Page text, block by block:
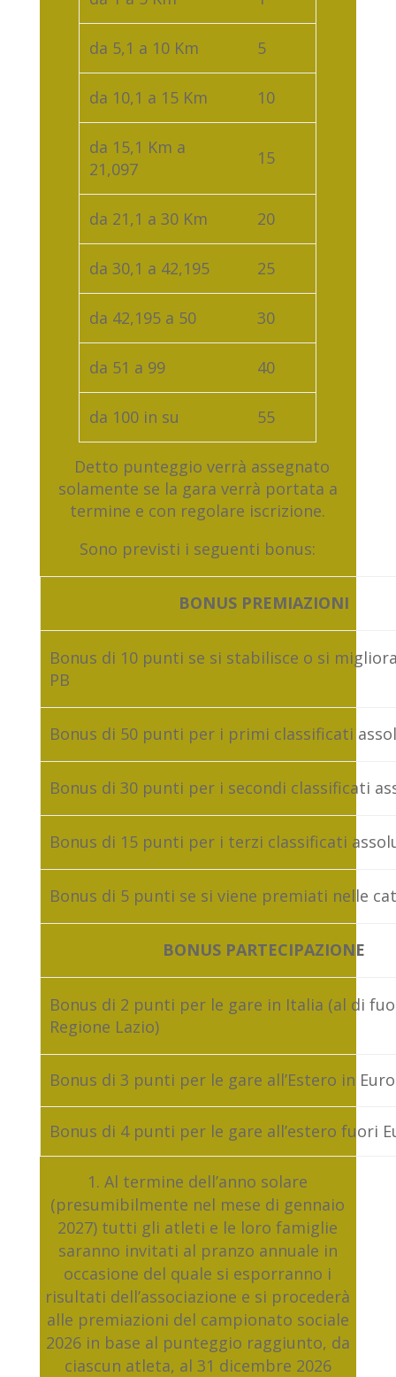
da 5,1 a 10 Km 5
da 10,1 a 15 Km 10
da 15,1 Km a
21,097
15
da 21,1 a 30 Km 20
da 30,1 a 42,195 25
da 42,195 a 50 30
da 51 a 99 40
da 100 in su 55
Detto punteggio verrà assegnato
solamente se la gara verrà portata a
termine e con regolare iscrizione.
Sono previsti i seguenti bonus:
BONUS PREMIAZIONI
Bonus di 10 punti se si stabilisce o si
PB
Bonus di 50 punti per i primi classificati
Bonus di 30 punti per i secondi classificati
Bonus di 15 punti per i terzi classificati
Bonus di 5 punti se si viene premiati nelle
BONUS PARTECIPAZIONE
Bonus di 2 punti per le gare in Italia (al di
Regione Lazio)
Bonus di 3 punti per le gare all’Estero in
Bonus di 4 punti per le gare all’estero fuori
Al termine dell’anno solare
(presumibilmente nel mese di gennaio
2027) tutti gli atleti e le loro famiglie
saranno invitati al pranzo annuale in
occasione del quale si esporranno i
risultati dell’associazione e si procederà
alle premiazioni del campionato sociale
2026 in base al punteggio raggiunto, da
ciascun atleta, al 31 dicembre 2026